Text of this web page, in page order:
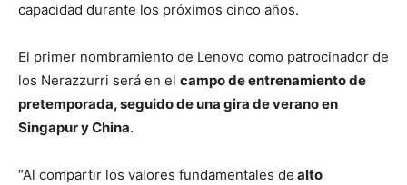
capacidad durante los próximos cinco años.
El primer nombramiento de Lenovo como patrocinador de
los Nerazzurri será en el campo de entrenamiento de
pretemporada, seguido de una gira de verano en
Singapur y China.
“Al compartir los valores fundamentales de alto